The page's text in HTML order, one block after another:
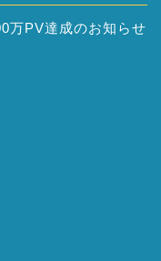
万PV達成のお知らせ